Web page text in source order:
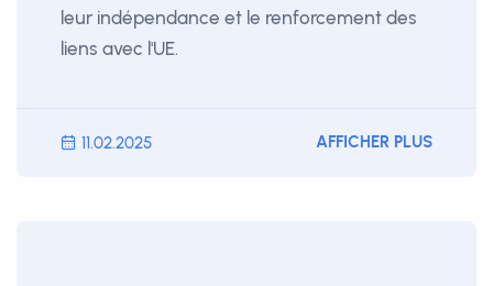
leur indépendance et le renforcement des
liens avec l'UE.
11.02.2025 AFFICHER PLUS